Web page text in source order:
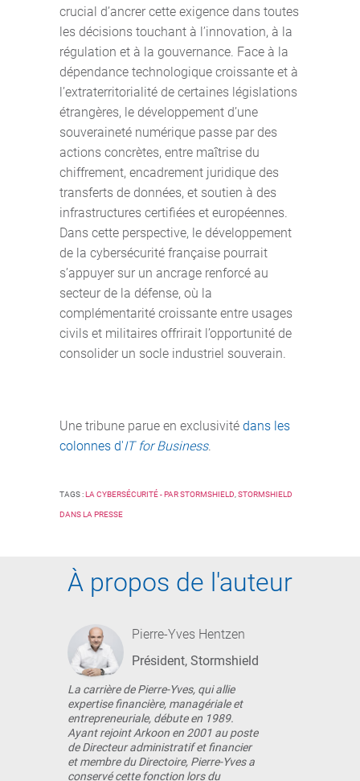
crucial d’ancrer cette exigence dans toutes
les décisions touchant à l’innovation, à la
régulation et à la gouvernance. Face à la
dépendance technologique croissante et à
l’extraterritorialité de certaines législations
étrangères, le développement d’une
souveraineté numérique passe par des
actions concrètes, entre maîtrise du
chiffrement, encadrement juridique des
transferts de données, et soutien à des
infrastructures certifiées et européennes.
Dans cette perspective, le développement
de la cybersécurité française pourrait
s’appuyer sur un ancrage renforcé au
secteur de la défense, où la
complémentarité croissante entre usages
civils et militaires offrirait l’opportunité de
consolider un socle industriel souverain.
Une tribune parue en exclusivité dans les
colonnes d'IT for Business.
TAGS :LA CYBERSÉCURITÉ - PAR STORMSHIELD STORMSHIELD
DANS LA PRESSE
À propos de l'auteur
Pierre-Yves Hentzen
Président, Stormshield
La carrière de Pierre-Yves, qui allie
expertise financière, managériale et
entrepreneuriale, débute en 1989.
Ayant rejoint Arkoon en 2001 au poste
de Directeur administratif et financier
et membre du Directoire, Pierre-Yves a
conservé cette fonction lors du